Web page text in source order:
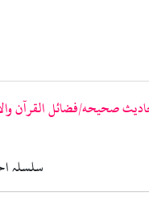
صحيحه/فضائل القرآن
سلسلہ